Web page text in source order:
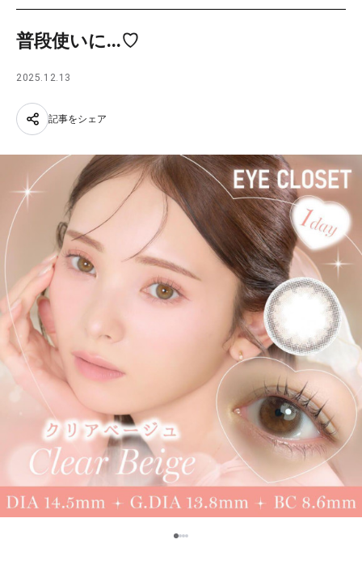
普段使いに...♡
2025.12.13
記事をシェア
123